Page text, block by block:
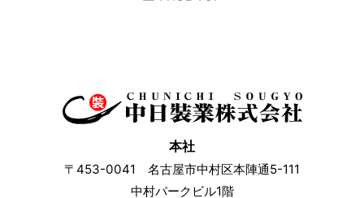
本社
〒453-0041 名古屋市中村区本陣通5-111
中村パークビル1階